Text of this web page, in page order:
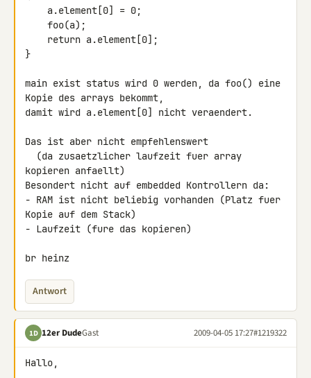
}
main exist status wird 0 werden, da foo() eine
Kopie des arrays bekommt,
damit wird a.element[0] nicht veraendert.
Das ist aber nicht empfehlenswert
kopieren anfaellt)
Besondert nicht auf embedded Kontrollern da:
- RAM ist nicht beliebig vorhanden (Platz fuer
Kopie auf dem Stack)
- Laufzeit (fure das kopieren)
br heinz
Antwort
1D 12er DudeGast 2009-04-05 17:27#1219322
Hallo,